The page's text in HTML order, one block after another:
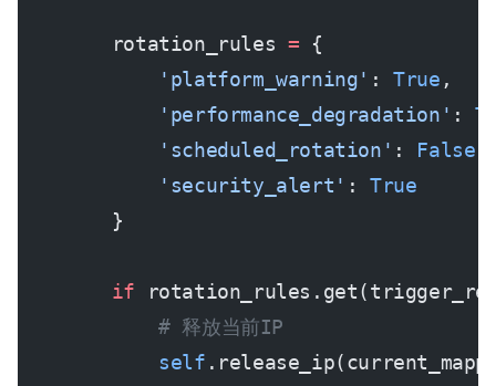
        rotation_rules
= {
            'platform_warning'
: True ,
            'performance_degradation'
:
            'scheduled_rotation'
: False
            'security_alert'
: True
        }
        if
            # 释放当前IP
            self